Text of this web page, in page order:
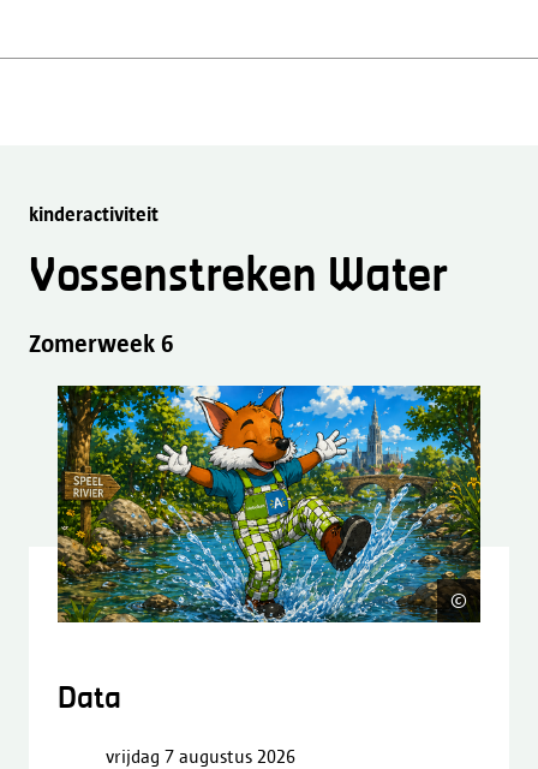
kinderactiviteit
Vossenstreken Water
Zomerweek 6
©
Data
vrijdag 7 augustus 2026